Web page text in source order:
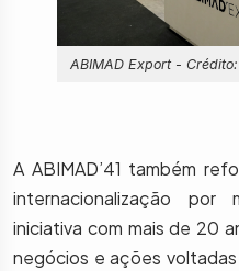
ABIMAD Export -
A ABIMAD’41 também
internacionalização
iniciativa com mais de 20
negócios e ações